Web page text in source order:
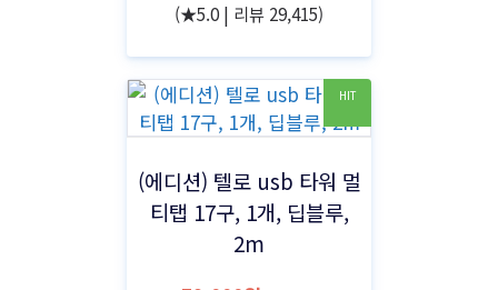
(★5.0 | 리뷰 29,415)
HIT
(에디션) 텔로 usb 타워 멀
티탭 17구, 1개, 딥블루,
2m